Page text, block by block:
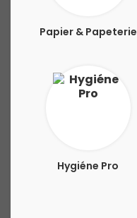
Papier & Papeterie
Hygiéne Pro